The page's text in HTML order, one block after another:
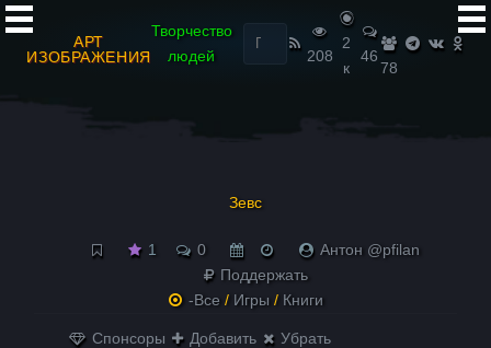
АРТ
ИЗОБРАЖЕНИЯ
Творчество
людей
Найти:
208
2
к
46
78
Зевс
1 0
Антон @pfilan
Поддержать
-Все / Игры / Книги
Спонсоры Добавить Убрать